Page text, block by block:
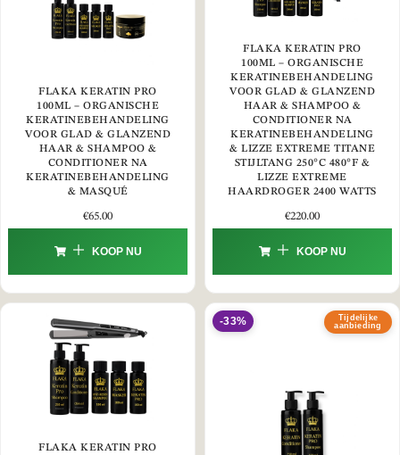
FLAKA KERATIN PRO
100ML – ORGANISCHE
KERATINEBEHANDELING
VOOR GLAD & GLANZEND
HAAR & SHAMPOO &
CONDITIONER NA
KERATINEBEHANDELING
& MASQUÉ
€65.00
KOOP NU
FLAKA KERATIN PRO
100ML – ORGANISCHE
KERATINEBEHANDELING
VOOR GLAD & GLANZEND
HAAR & SHAMPOO &
CONDITIONER NA
KERATINEBEHANDELING
& LIZZE EXTREME TITANE
STIJLTANG 250°C 480°F &
LIZZE EXTREME
HAARDROGER 2400 WATTS
€220.00
KOOP NU
FLAKA KERATIN PRO
Tijdelijke
aanbieding
-33%